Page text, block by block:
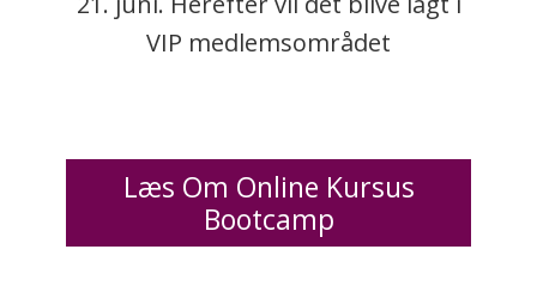
VIP medlemsområdet
Læs Om Online Kursus
Bootcamp